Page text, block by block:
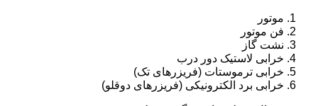
موتور
فن موتور
نشت گاز
خرابی لاستیک دور درب
خرابی ترموستات (فریزرهای تک)
خرابی برد الکترونیکی (فریزرهای دوقلو)